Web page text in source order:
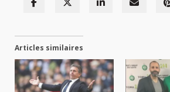
Articles similaires